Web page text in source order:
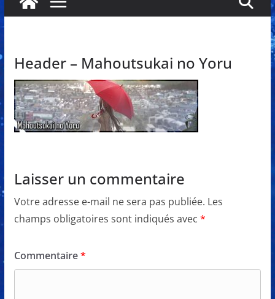
Header – Mahoutsukai no Yoru
Laisser un commentaire
Votre adresse e-mail ne sera pas publiée. Les
champs obligatoires sont indiqués avec *
Commentaire*